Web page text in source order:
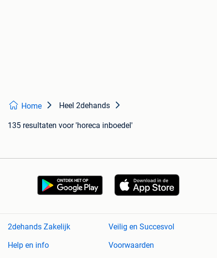
Home Heel 2dehands
135 resultaten voor 'horeca inboedel'
2dehands Zakelijk
Veilig en Succesvol
Help en info
Voorwaarden